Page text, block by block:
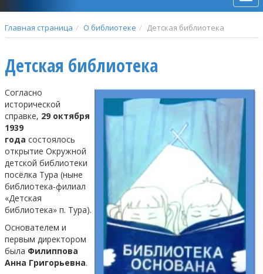
Главная страница О библиотеке Детская библиотека
Детская библиотека
Согласно
исторической
справке, 29 октября
1939
года состоялось
открытие Окружной
детской библиотеки
посёлка Тура (ныне
библиотека-филиал
«Детская
библиотека» п. Тура).
Основателем и
первым директором
была Филиппова
Анна Григорьевна.